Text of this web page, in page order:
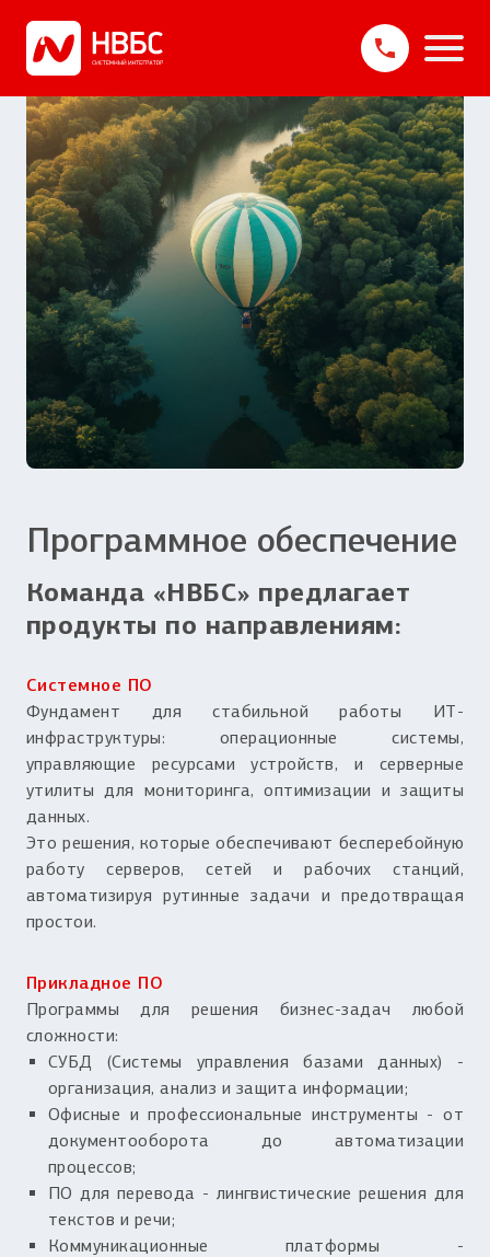
Программное обеспечение
Команда «НВБС» предлагает
продукты по направлениям:
Системное ПО
Фундамент для стабильной работы ИТ-
инфраструктуры: операционные системы,
управляющие ресурсами устройств, и серверные
утилиты для мониторинга, оптимизации и защиты
данных.
Это решения, которые обеспечивают бесперебойную
работу серверов, сетей и рабочих станций,
автоматизируя рутинные задачи и предотвращая
простои.
Прикладное ПО
Программы для решения бизнес-задач любой
сложности:
СУБД (Системы управления базами данных) -
организация, анализ и защита информации;
Офисные и профессиональные инструменты - от
документооборота до автоматизации
процессов;
ПО для перевода - лингвистические решения для
текстов и речи;
Коммуникационные платформы -